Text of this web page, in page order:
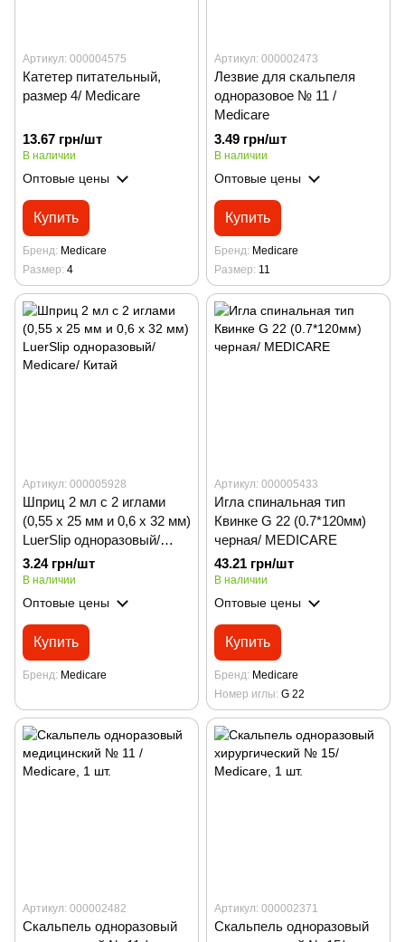
Артикул: 000004575
Катетер питательный,
размер 4/ Medicare
13.67 грн/шт
В наличии
Оптовые цены
Купить
Бренд Medicare
Размер 4
Артикул: 000002473
Лезвие для скальпеля
одноразовое № 11 /
Medicare
3.49 грн/шт
В наличии
Оптовые цены
Купить
Бренд Medicare
Размер 11
Артикул: 000005928
Шприц 2 мл с 2 иглами
(0,55 x 25 мм и 0,6 х 32 мм)
LuerSlip одноразовый/
Medicare/ Китай
3.24 грн/шт
В наличии
Оптовые цены
Купить
Бренд Medicare
Артикул: 000005433
Игла спинальная тип
Квинке G 22 (0.7*120мм)
черная/ MEDICARE
43.21 грн/шт
В наличии
Оптовые цены
Купить
Бренд Medicare
Номер иглы G 22
Артикул: 000002482
Скальпель одноразовый
Артикул: 000002371
Скальпель одноразовый